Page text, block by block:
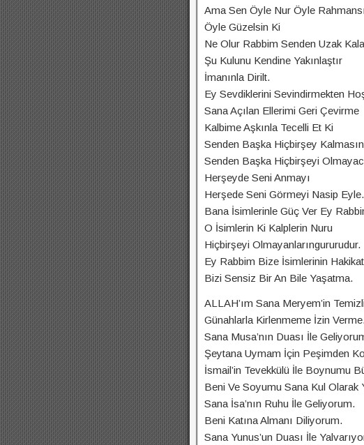
Ama Sen Öyle Nur Öyle
Öyle Güzelsin Ki
Ne Olur Rabbim Senden Uzak
Şu Kulunu Kendine Yakınlaştır
İmanınla Dirilt.
Ey Sevdiklerini Sevindirmekten
Sana Açılan Ellerimi Geri Çevirme
Kalbime Aşkınla Tecelli Et Ki
Senden Başka Hiçbirşey
Senden Başka Hiçbirşeyi
Herşeyde Seni Anmayı
Herşede Seni Görmeyi Nasip Eyle.
Bana İsimlerinle Güç Ver Ey
O İsimlerin Ki Kalplerin Nuru
Hiçbirşeyi Olmayanlarıngururudur.
Ey Rabbim Bize İsimlerinin
Bizi Sensiz Bir An Bile Yaşatma.
ALLAH’ım Sana Meryem’in
Günahlarla Kirlenmeme İzin Verme.
Sana Musa’nın Duası İle
Şeytana Uymam İçin Peşimden
İsmail’in Tevekkülü İle Boynumu
Beni Ve Soyumu Sana Kul Olarak
Sana İsa’nın Ruhu İle Geliyorum.
Beni Katına Almanı Diliyorum.
Sana Yunus’un Duası İle